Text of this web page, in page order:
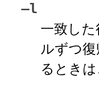
–l
一致し
ルずつ
るとき